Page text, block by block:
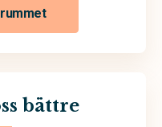
bättre